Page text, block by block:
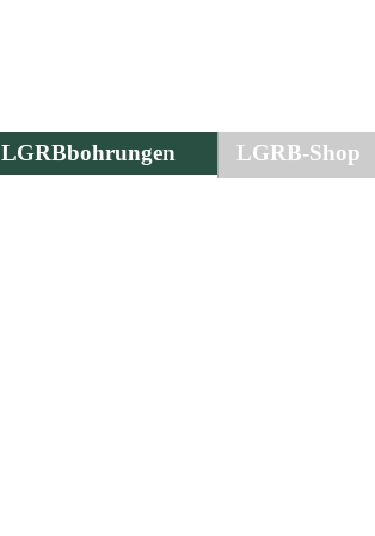
LGRBbohrungen LGRB-Shop